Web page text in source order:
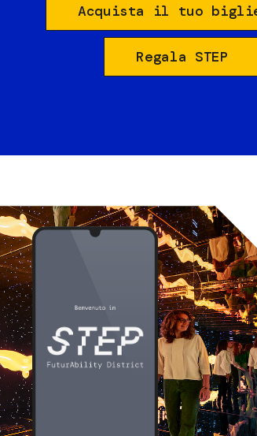
Acquista il tuo
Regala STEP